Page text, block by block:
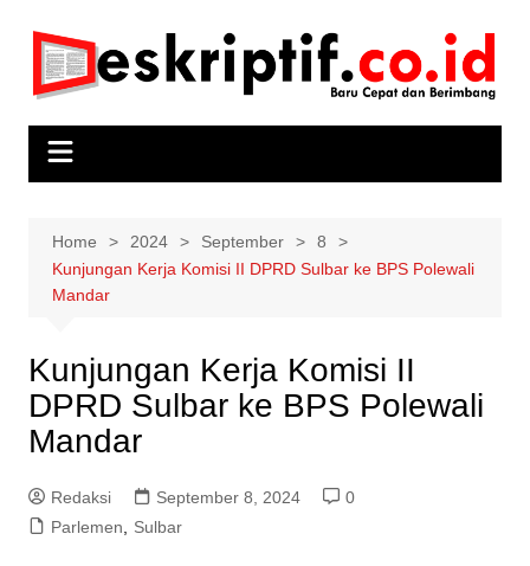
content
Home 2024 September
8
Kunjungan Kerja Komisi II DPRD Sulbar ke BPS Polewali
Mandar
Kunjungan Kerja Komisi II
DPRD Sulbar ke BPS Polewali
Mandar
Redaksi September 8, 2024
0
Parlemen
Sulbar